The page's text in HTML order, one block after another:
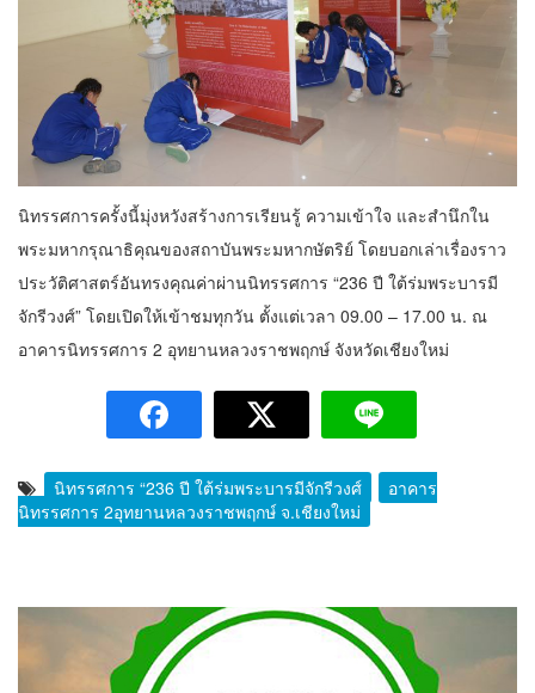
นิทรรศการครั้งนี้มุ่งหวังสร้างการเรียนรู้ ความเข้าใจ และสำนึกใน
พระมหากรุณาธิคุณของสถาบันพระมหากษัตริย์ โดยบอกเล่าเรื่องราว
ประวัติศาสตร์อันทรงคุณค่าผ่านนิทรรศการ “236 ปี ใต้ร่มพระบารมี
จักรีวงศ์” โดยเปิดให้เข้าชมทุกวัน ตั้งแต่เวลา 09.00 – 17.00 น. ณ
อาคารนิทรรศการ 2 อุทยานหลวงราชพฤกษ์ จังหวัดเชียงใหม่
นิทรรศการ “236 ปี ใต้ร่มพระบารมีจักรีวงศ์
อาคาร
นิทรรศการ 2อุทยานหลวงราชพฤกษ์ จ.เชียงใหม่